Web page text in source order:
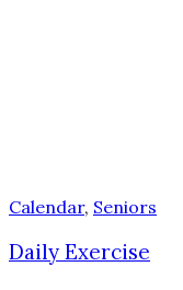
Calendar, Seniors
Daily Exercise